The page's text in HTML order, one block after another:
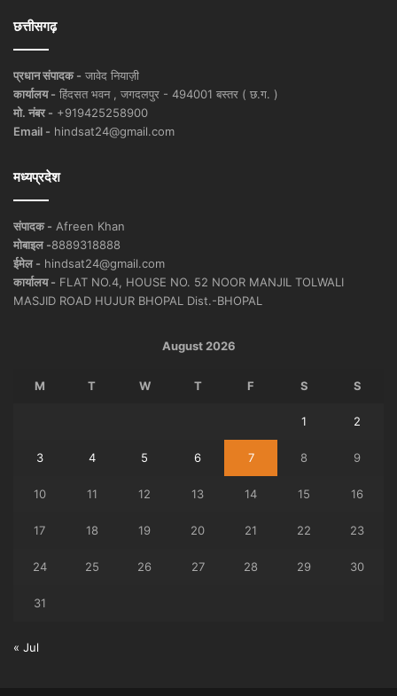
छत्तीसगढ़
प्रधान संपादक - जावेद नियाज़ी
कार्यालय - हिंदसत भवन , जगदलपुर - 494001 बस्तर ( छ.ग. )
मो. नंबर - +919425258900
Email - hindsat24@gmail.com
मध्यप्रदेश
संपादक - Afreen Khan
मोबाइल -8889318888
ईमेल - hindsat24@gmail.com
कार्यालय - FLAT NO.4, HOUSE NO. 52 NOOR MANJIL TOLWALI
MASJID ROAD HUJUR BHOPAL Dist.-BHOPAL
August 2026
M T W T F S S
1 2
3 4 5 6 7 8 9
10 11 12 13 14 15 16
17 18 19 20 21 22 23
24 25 26 27 28 29 30
31
« Jul